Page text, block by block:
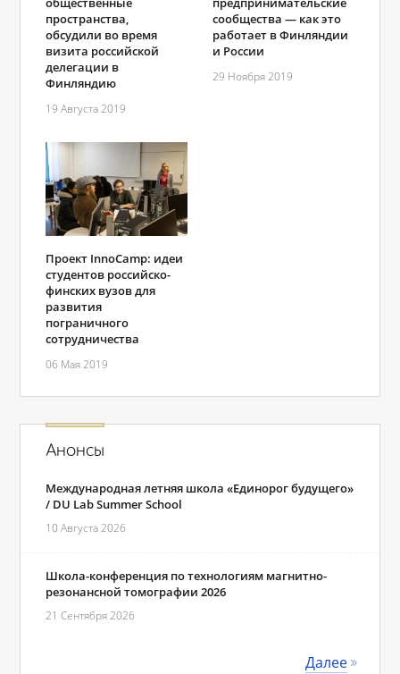
пространства,
обсудили во время
визита российской
делегации в
Финляндию
19 Августа 2019
сообщества — как это
работает в Финляндии
и России
29 Ноября 2019
Проект InnoCamp: идеи
студентов российско-
финских вузов для
развития
пограничного
сотрудничества
06 Мая 2019
Анонсы
Международная летняя школа «Единорог будущего»
/ DU Lab Summer School
10 Августа 2026
Школа-конференция по технологиям магнитно-
резонансной томографии 2026
21 Сентября 2026
Далее